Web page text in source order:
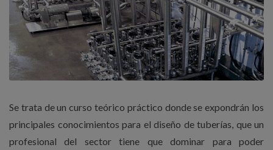
Se trata de un curso teórico práctico donde se expondrán los
principales conocimientos para el diseño de tuberías, que un
profesional del sector tiene que dominar para poder